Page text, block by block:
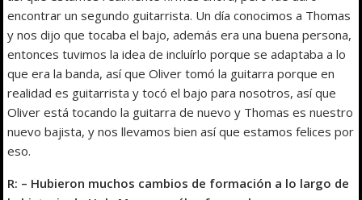
encontrar un segundo guitarrista. Un día conocimos a Thomas
y nos dijo que tocaba el bajo, además era una buena persona,
entonces tuvimos la idea de incluírlo porque se adaptaba a lo
que era la banda, así que Oliver tomó la guitarra porque en
realidad es guitarrista y tocó el bajo para nosotros, así que
Oliver está tocando la guitarra de nuevo y Thomas es nuestro
nuevo bajista, y nos llevamos bien así que estamos felices por
eso.
R: – Hubieron muchos cambios de formación a lo largo de